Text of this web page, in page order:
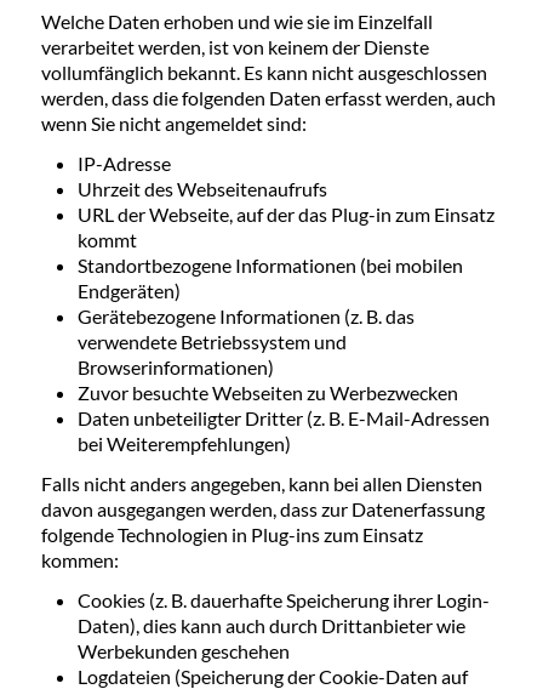
Welche Daten erhoben und wie sie im Einzelfall
verarbeitet werden, ist von keinem der Dienste
vollumfänglich bekannt. Es kann nicht ausgeschlossen
werden, dass die folgenden Daten erfasst werden, auch
wenn Sie nicht angemeldet sind:
IP-Adresse
Uhrzeit des Webseitenaufrufs
URL der Webseite, auf der das Plug-in zum Einsatz
kommt
Standortbezogene Informationen (bei mobilen
Endgeräten)
Gerätebezogene Informationen (z. B. das
verwendete Betriebssystem und
Browserinformationen)
Zuvor besuchte Webseiten zu Werbezwecken
Daten unbeteiligter Dritter (z. B. E-Mail-Adressen
bei Weiterempfehlungen)
Falls nicht anders angegeben, kann bei allen Diensten
davon ausgegangen werden, dass zur Datenerfassung
folgende Technologien in Plug-ins zum Einsatz
kommen:
Cookies (z. B. dauerhafte Speicherung ihrer Login-
Daten), dies kann auch durch Drittanbieter wie
Werbekunden geschehen
Logdateien (Speicherung der Cookie-Daten auf